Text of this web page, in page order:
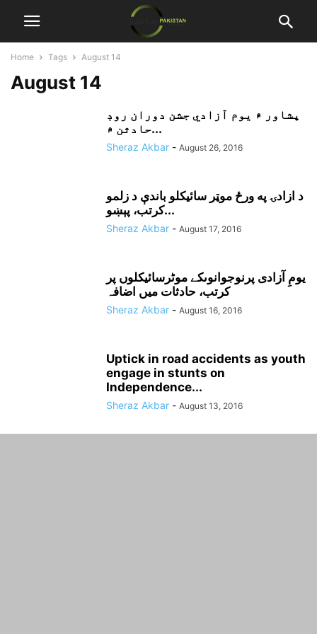
Home Tags August 14
August 14
پشاور ۾ يوم آزادي جشن دوران روڊ
حادثن ۾...
Sheraz Akbar - August 26, 2016
د ازادۍ په ورځ موټر سائيکلو باندې د زلمو
کرتب، پېښو...
Sheraz Akbar - August 17, 2016
یومِ آزادی پرنوجوانوںکے موٹرسائیکلوں پر
کرتب، حادثات میں اضافہ
Sheraz Akbar - August 16, 2016
Uptick in road accidents as youth
engage in stunts on
Independence...
Sheraz Akbar - August 13, 2016